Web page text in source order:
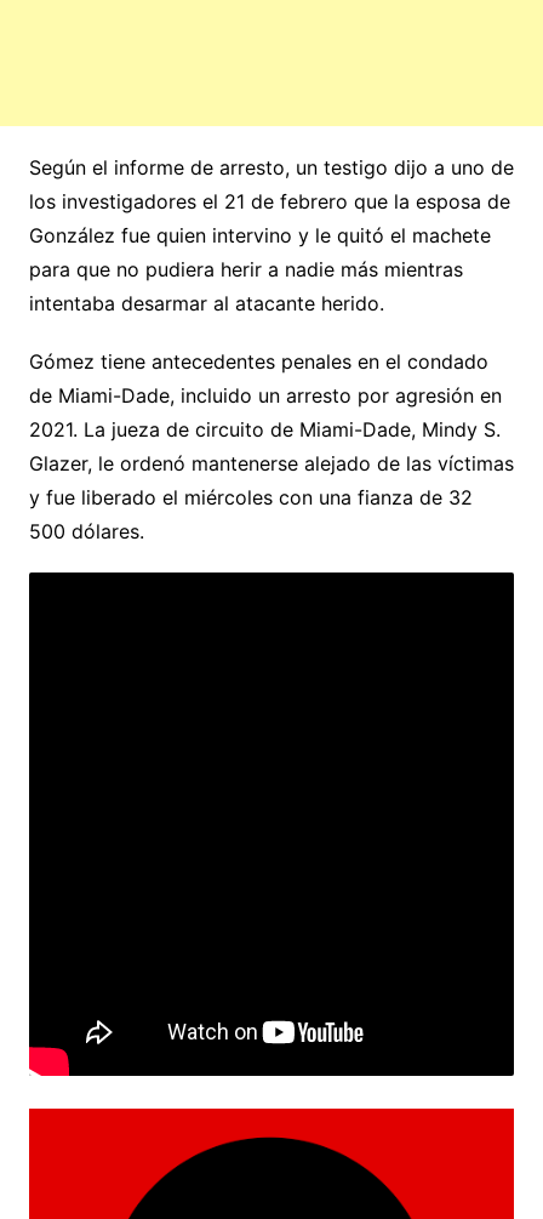
Según el informe de arresto, un testigo dijo a uno de
los investigadores el 21 de febrero que la esposa de
González fue quien intervino y le quitó el machete
para que no pudiera herir a nadie más mientras
intentaba desarmar al atacante herido.
Gómez tiene antecedentes penales en el condado
de Miami-Dade, incluido un arresto por agresión en
2021. La jueza de circuito de Miami-Dade, Mindy S.
Glazer, le ordenó mantenerse alejado de las víctimas
y fue liberado el miércoles con una fianza de 32
500 dólares.